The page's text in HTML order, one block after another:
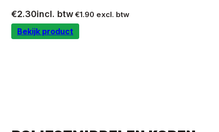
€2.30incl. btw€1.90 excl. btw
Bekijk product